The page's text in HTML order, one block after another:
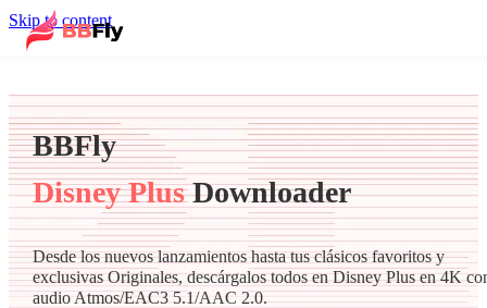
Skip to content
BBFly
Disney PlusDownloader
Desde los nuevos lanzamientos hasta tus clásicos favoritos y
exclusivas Originales, descárgalos todos en Disney Plus en 4K
audio Atmos/EAC3 5.1/AAC 2.0.